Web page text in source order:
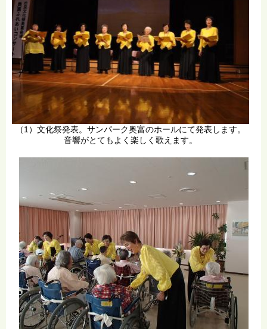
（1）文化祭発表。サンパーク奥富のホールにて発表します。
音響がとてもよく楽しく歌えます。